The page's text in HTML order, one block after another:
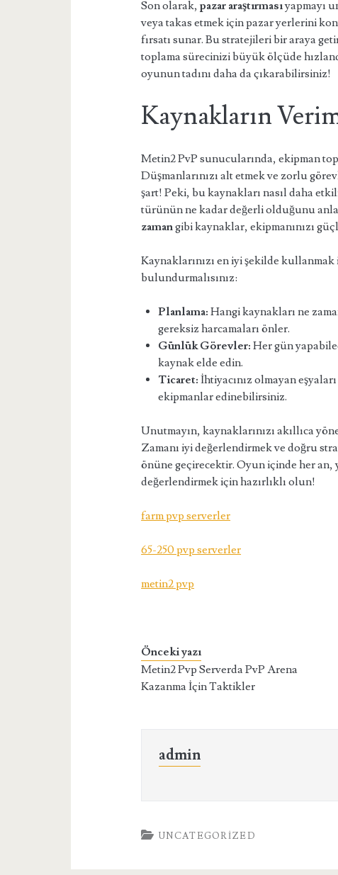
Son olarak,pazar araştırmasıyapmayı
veya takas etmek için pazar yerlerini
fırsatı sunar. Bu stratejileri bir araya
toplama sürecinizi büyük ölçüde
oyunun tadını daha da çıkarabilirsiniz!
Kaynakların
Metin2 PvP sunucularında, ekipman
Düşmanlarınızı alt etmek ve zorlu
şart! Peki, bu kaynakları nasıl daha
türünün ne kadar değerli olduğunu
zamangibi kaynaklar, ekipmanınızı
Kaynaklarınızı en iyi şekilde
bulundurmalısınız:
Planlama: Hangi kaynakları ne
gereksiz harcamaları önler.
Günlük Görevler: Her gün
kaynak elde edin.
Ticaret: İhtiyacınız olmayan
ekipmanlar edinebilirsiniz.
Unutmayın, kaynaklarınızı akıllıca
Zamanı iyi değerlendirmek ve doğru
önüne geçirecektir. Oyun içinde her an,
değerlendirmek için hazırlıklı olun!
farm pvp serverler
65-250 pvp serverler
metin2 pvp
Önceki yazı
Metin2 Pvp Serverda PvP Arena
Kazanma İçin Taktikler
admin
UNCATEGORIZED